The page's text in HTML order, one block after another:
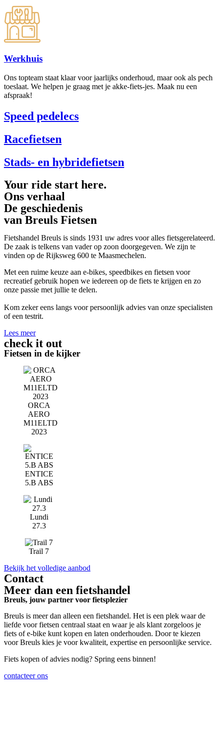
Werkhuis
Ons topteam staat klaar voor jaarlijks onderhoud, maar ook als pech
toeslaat. We helpen je graag met je akke-fiets-jes. Maak nu een
afspraak!
Speed pedelecs
Racefietsen
Stads- en hybridefietsen
Your ride start here.
Ons verhaal
De geschiedenis
van Breuls Fietsen
Fietshandel Breuls is sinds 1931 uw adres voor alles fietsgerelateerd.
De zaak is telkens van vader op zoon doorgegeven. We zijn te
vinden op de Rijksweg 600 te Maasmechelen.
Met een ruime keuze aan e-bikes, speedbikes en fietsen voor
recreatief gebruik hopen we iedereen op de fiets te krijgen en zo
onze passie met jullie te delen.
Kom zeker eens langs voor persoonlijk advies van onze specialisten
of een testrit.
Lees meer
check it out
Fietsen in de kijker
ORCA
AERO
M11ELTD
2023
ENTICE
5.B ABS
Lundi
27.3
Trail 7
Bekijk het volledige aanbod
Contact
Meer dan een fietshandel
Breuls, jouw partner voor fietsplezier
Breuls is meer dan alleen een fietshandel. Het is een plek waar de
liefde voor fietsen centraal staat en waar je als klant zorgeloos je
fiets of e-bike kunt kopen en laten onderhouden. Door te kiezen
voor Breuls kies je voor kwaliteit, expertise en persoonlijke service.
Fiets kopen of advies nodig? Spring eens binnen!
contacteer ons